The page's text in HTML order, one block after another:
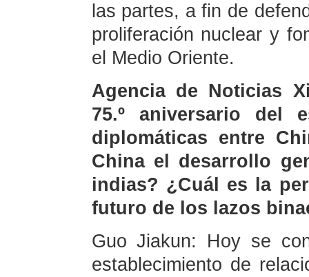
las partes, a fin de
proliferación nuclear y
el Medio Oriente.
Agencia de Noticias
75.º aniversario del
diplomáticas entre
China el desarrollo
indias? ¿Cuál es la
futuro de los lazos
Guo Jiakun: Hoy se
establecimiento de